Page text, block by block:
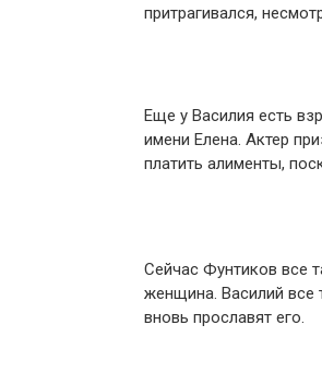
притрагивался,
Еще у Василия есть
имени Елена. Актер
платить алименты,
Сейчас Фунтиков все
женщина. Василий все
вновь прославят его.